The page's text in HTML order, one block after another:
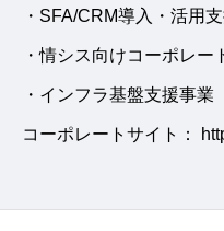
・SFA/CRM導入・活用
・情シス向けコーポレ
・インフラ基盤支援事業
コーポレートサイト：